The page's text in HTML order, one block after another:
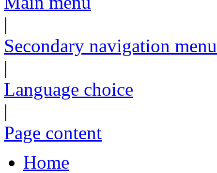
|
Secondary navigation menu
|
Language choice
|
Page content
Home